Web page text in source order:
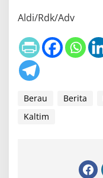
Aldi/Rdk/Adv
Berau Berita
Kaltim